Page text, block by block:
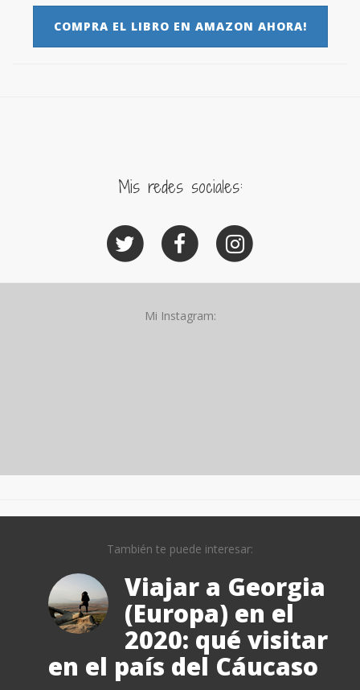
COMPRA EL LIBRO EN AMAZON AHORA!
Mis redes sociales:
Mi Instagram:
También te puede interesar:
Viajar a Georgia
(Europa) en el
2020: qué visitar
en el país del Cáucaso